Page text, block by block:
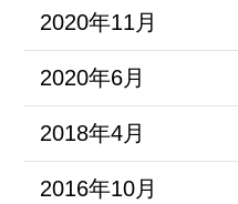
2020年11月
2020年6月
2018年4月
2016年10月